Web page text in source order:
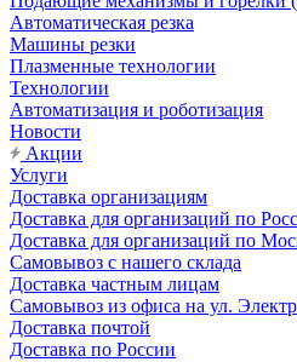
Автоматическая резка
Машины резки
Плазменные технологии
Технологии
Автоматизация и роботизация
Новости
Акции
Услуги
Доставка организациям
Доставка для организаций по
Доставка для организаций по
Самовывоз с нашего склада
Доставка частным лицам
Самовывоз из офиса на ул.
Доставка почтой
Доставка по России